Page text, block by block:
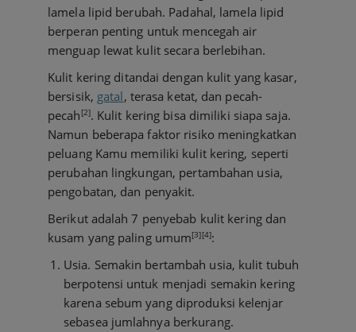
lamela lipid berubah. Padahal, lamela lipid
berperan penting untuk mencegah air
menguap lewat kulit secara berlebihan.
Kulit kering ditandai dengan kulit yang kasar,
bersisik, gatal, terasa ketat, dan pecah-
pecah [2]. Kulit kering bisa dimiliki siapa saja.
Namun beberapa faktor risiko meningkatkan
peluang Kamu memiliki kulit kering, seperti
perubahan lingkungan, pertambahan usia,
pengobatan, dan penyakit.
Berikut adalah 7 penyebab kulit kering dan
kusam yang paling umum[3][4]:
Usia. Semakin bertambah usia, kulit tubuh
berpotensi untuk menjadi semakin kering
karena sebum yang diproduksi kelenjar
sebasea jumlahnya berkurang.